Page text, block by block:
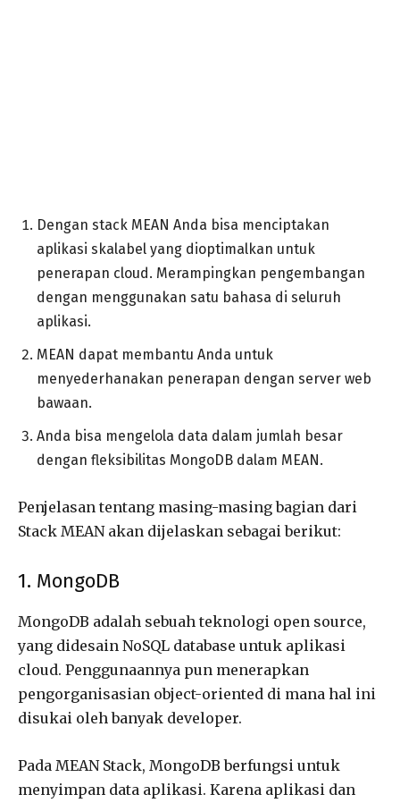
Dengan stack MEAN Anda bisa menciptakan
aplikasi skalabel yang dioptimalkan untuk
penerapan cloud. Merampingkan pengembangan
dengan menggunakan satu bahasa di seluruh
aplikasi.
MEAN dapat membantu Anda untuk
menyederhanakan penerapan dengan server web
bawaan.
Anda bisa mengelola data dalam jumlah besar
dengan fleksibilitas MongoDB dalam MEAN.
Penjelasan tentang masing-masing bagian dari
Stack MEAN akan dijelaskan sebagai berikut:
1. MongoDB
MongoDB adalah sebuah teknologi open source,
yang didesain NoSQL database untuk aplikasi
cloud. Penggunaannya pun menerapkan
pengorganisasian object-oriented di mana hal ini
disukai oleh banyak developer.
Pada MEAN Stack, MongoDB berfungsi untuk
menyimpan data aplikasi. Karena aplikasi dan